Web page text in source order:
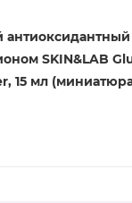
SKIN&LAB
15 мл